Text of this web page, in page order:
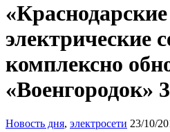
«Краснодарские
электрические
комплексно
«Военгородок»
Новость дня, электросети 23/10/